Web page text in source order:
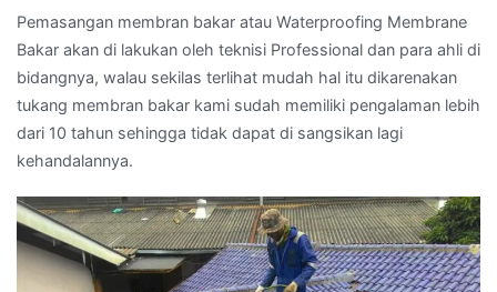
Pemasangan membran bakar atau Waterproofing Membrane
Bakar akan di lakukan oleh teknisi Professional dan para ahli di
bidangnya, walau sekilas terlihat mudah hal itu dikarenakan
tukang membran bakar kami sudah memiliki pengalaman lebih
dari 10 tahun sehingga tidak dapat di sangsikan lagi
kehandalannya.